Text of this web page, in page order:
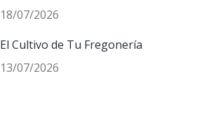
18/07/2026
El Cultivo de Tu Fregonería
13/07/2026